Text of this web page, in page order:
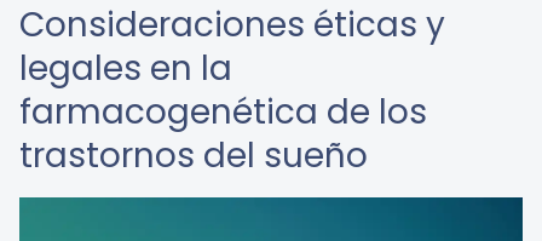
Consideraciones éticas y
legales en la
farmacogenética de los
trastornos del sueño